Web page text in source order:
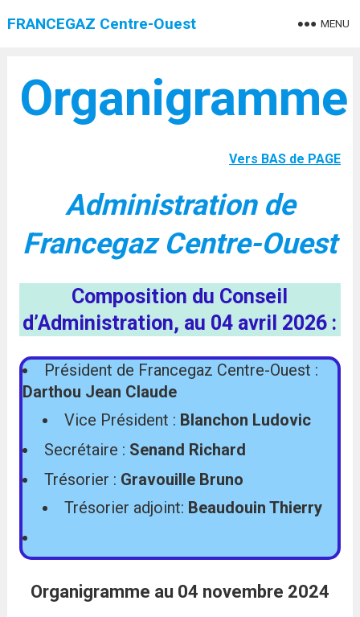
FRANCEGAZ Centre-Ouest MENU
Organigramme
Vers BAS de PAGE
Administration de
Francegaz Centre-Ouest
Composition du Conseil
d’Administration, au 04 avril 2026 :
Président de Francegaz Centre-Ouest :
Darthou Jean Claude
Vice Président : Blanchon Ludovic
Secrétaire : Senand Richard
Trésorier : Gravouille Bruno
Trésorier adjoint: Beaudouin Thierry
Organigramme au 04 novembre 2024